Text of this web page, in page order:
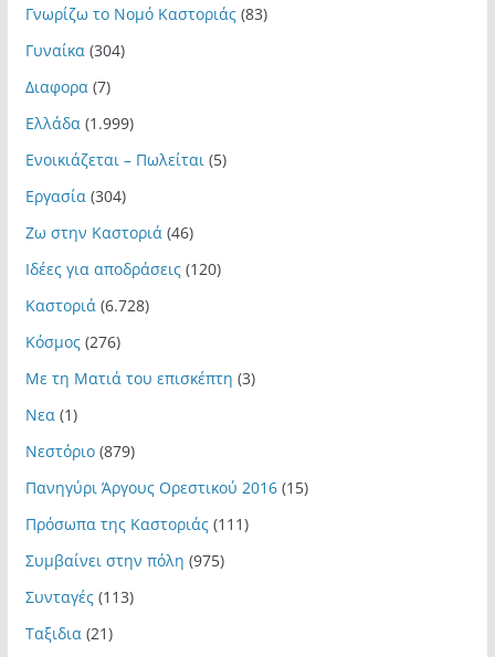
Γνωρίζω το Νομό Καστοριάς(83)
Γυναίκα (304)
Διαφορα (7)
Ελλάδα (1.999)
Ενοικιάζεται – Πωλείται (5)
Εργασία (304)
Ζω στην Καστοριά (46)
Ιδέες για αποδράσεις(120)
Καστοριά (6.728)
Κόσμος(276)
Με τη Ματιά του επισκέπτη (3)
Νεα (1)
Νεστόριο(879)
Πανηγύρι Άργους Ορεστικού 2016(15)
Πρόσωπα της Καστοριάς(111)
Συμβαίνει στην πόλη (975)
Συνταγές(113)
Ταξιδια (21)